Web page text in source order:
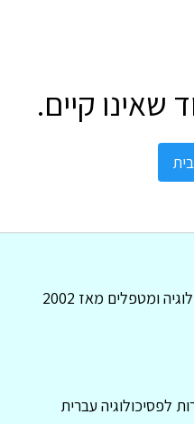
קיים.
ומטפלים מאז 2002